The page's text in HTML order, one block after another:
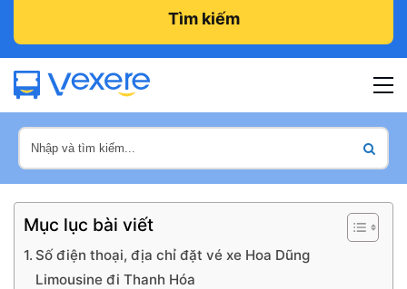
Tìm kiếm
Mục lục bài viết
Số điện thoại, địa chỉ đặt vé xe Hoa Dũng
Limousine đi Thanh Hóa